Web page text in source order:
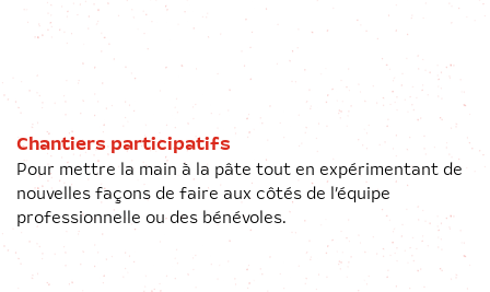
Chantiers participatifs
Pour mettre la main à la pâte tout en expérimentant de
nouvelles façons de faire aux côtés de l’équipe
professionnelle ou des bénévoles.